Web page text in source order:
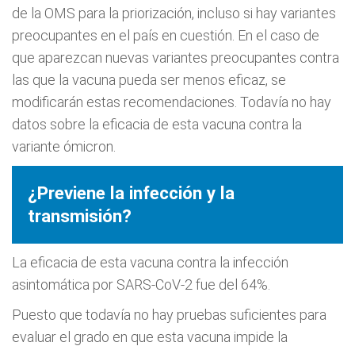
de la OMS para la priorización, incluso si hay variantes
preocupantes en el país en cuestión. En el caso de
que aparezcan nuevas variantes preocupantes contra
las que la vacuna pueda ser menos eficaz, se
modificarán estas recomendaciones. Todavía no hay
datos sobre la eficacia de esta vacuna contra la
variante ómicron.
¿Previene la infección y la
transmisión?
La eficacia de esta vacuna contra la infección
asintomática por SARS-CoV-2 fue del 64%.
Puesto que todavía no hay pruebas suficientes para
evaluar el grado en que esta vacuna impide la